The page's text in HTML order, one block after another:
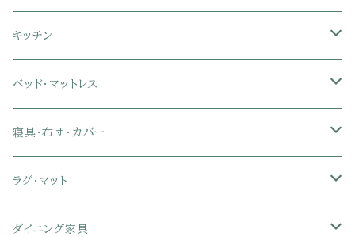
ソファベッド
カウチソファ・コーナーソファ
リクライニングソファ
スツール・オットマン
クッションソファ
肘付き座椅子
座椅子カバー
ポケットコイル座椅子
衣類・タンス・チェスト
ハンガーラック
ラック・シェルフ
スチールラック・メタルラック
衣装ケース・壁面収納・ワードローブ
ミラー・スタンドミラー
壁面収納・ハイタイプテレビ台
ミドルタイプテレビ台
ロータイプテレビ台
コーナーテレビ台
伸縮テレビ台
キッチン
食器棚・キッチンボード
レンジ台
キッチンワゴン
キッチンカウンター
ベッド・マットレス
ローベッド
セミシングル
シングル
収納付きベッド
セミシングル
パネルベッド
寝具・布団・カバー
掛け布団
敷き布団
ラグ・マット
ラグ・カーペット
ダイニング家具